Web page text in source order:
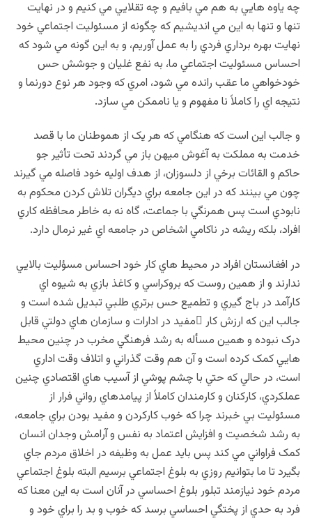
چه ياوه هايي به هم مي بافيم و چه تقلايي مي کنيم و در نهايت
تنها و تنها به اين مي انديشيم که چگونه از مسئوليت اجتماعي خود
نهايت بهره برداري فردي را به عمل آوريم، و به اين گونه مي شود که
احساس مسئوليت اجتماعي ما، به نفع غليان و جوشش حس
خودخواهي ما عقب رانده مي شود، امري که وجود هر نوع دورنما و
نتيجه اي را کاملاً نا مفهوم و يا ناممکن مي سازد.
و جالب اين است که هنگامي که هر يک از هموطنان ما با قصد
خدمت به مملکت به آغوش ميهن باز مي گردند تحت تأثير جو
حاکم و القائات برخي از دلسوزان، از هدف اوليه خود فاصله مي گيرند
چون مي بينند که در اين جامعه براي ديگران تلاش کردن محکوم به
نابودي است پس همرنگي با جماعت، گاه نه به خاطر محافظه كاري
افراد، بلکه ريشه در ناکامي اشخاص در جامعه اي غير نرمال دارد.
در افغانستان افراد در محيط هاي کار خود احساس مسؤليت بالايي
ندارند و از همين روست که بروکراسي و کاغذ بازي به شيوه اي
کارآمد در باج گيري و تطميع حس برتري طلبي تبديل شده است و
جالب اين که ارزش کار ِمفيد در ادارات و سازمان هاي دولتي قابل
درک نبوده و همين مسأله به رشد فرهنگي مخرب در چنين محيط
هايي کمک کرده است و آن هم وقت گذراني و اتلاف وقت اداري
است، در حالي که حتي با چشم پوشي از آسيب هاي اقتصادي چنين
عملکردي، کارکنان و کارمندان کاملاً از پيامدهاي رواني فرار از
مسئوليت بي خبرند چرا که خوب کارکردن و مفيد بودن براي جامعه،
به رشد شخصيت و افزايش اعتماد به نفس و آرامش وجدان انسان
کمک فراواني مي کند پس بايد عمل به وظيفه در اخلاق مردم جاي
بگيرد تا ما بتوانيم روزي به بلوغ اجتماعي برسيم البته بلوغ اجتماعي
مردم خود نيازمند تبلور بلوغ احساسي در آنان است به اين معنا که
فرد به حدي از پختگي احساسي برسد که خوب و بد را براي خود و